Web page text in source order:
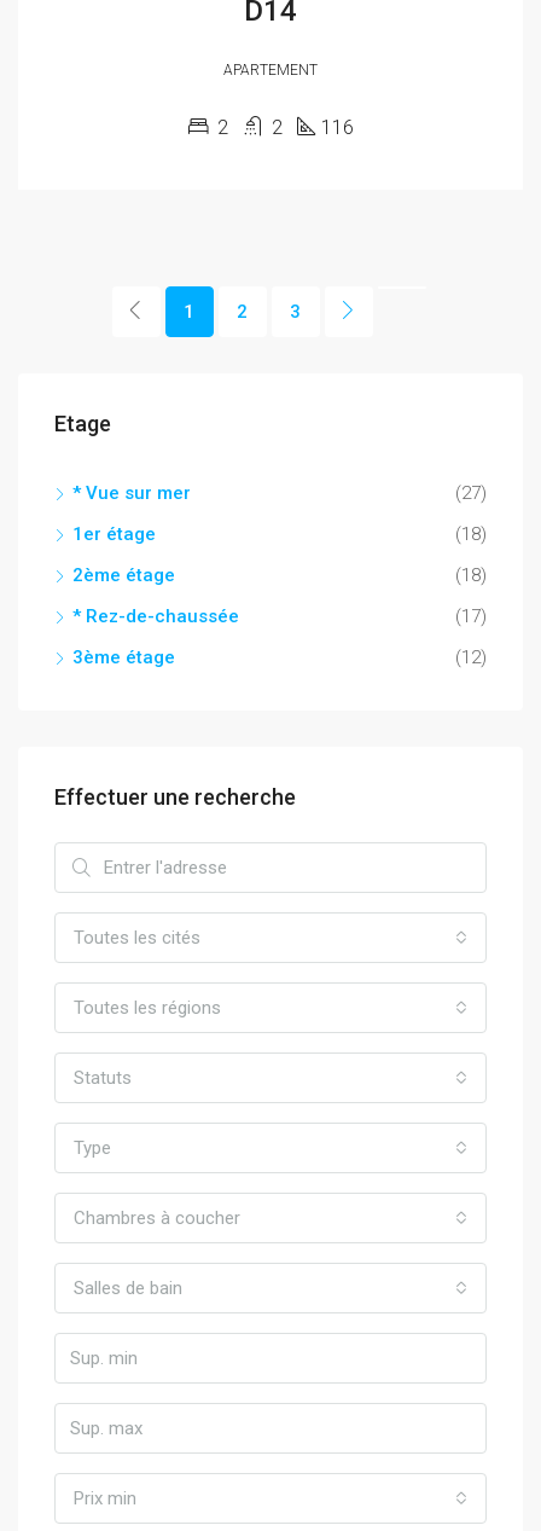
D14
APARTEMENT
2 2 116
1 2 3
Etage
* Vue sur mer
(27)
1er étage
(18)
2ème étage
(18)
* Rez-de-chaussée
(17)
3ème étage
(12)
Effectuer une recherche
Toutes les cités
Toutes les régions
Statuts
Type
Chambres à coucher
Salles de bain
Prix min